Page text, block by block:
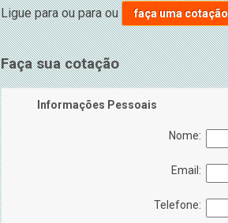
Ligue paraou paraou faça uma cotação
Faça sua cotação
Informações Pessoais
Nome:
Email:
Telefone: